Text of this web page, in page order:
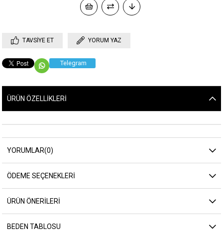
TAVSIYE ET YORUM YAZ
Telegram
ÜRÜN ÖZELLIKLERI
YORUMLAR(0)
ÖDEME SEÇENEKLERI
ÜRÜN ÖNERILERI
BEDEN TABLOSU